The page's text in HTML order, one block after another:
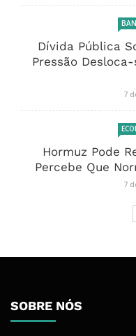
Dívida Pública
Pressão
7
Hormuz Pode
Percebe Que
7
SOBRE NÓS